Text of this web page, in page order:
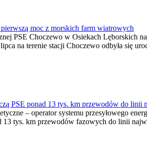
pierwszą moc z morskich farm wiatrowych
PSE Choczewo w Osiekach Lęborskich
na terenie stacji Choczewo odbyła się
PSE ponad 13 tys. km przewodów do linii
– operator systemu przesyłowego
13 tys. km przewodów fazowych do linii